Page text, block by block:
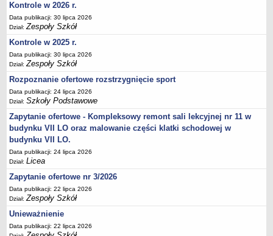
Deklaracja dostępności
DEKLARACJA DOSTĘPNOŚCI
OŚWIADCZENIA MAJĄTKOWE
UDOSTĘPNIANIE INFORMACJI PUBLICZNEJ
OCHRONA DANYCH OSOBOWYCH
Kontrole w 2026 r.
Data publikacji: 30 lipca 2026
Dział:Zespoły Szkół
Kontrole w 2025 r.
Data publikacji: 30 lipca 2026
Dział:Zespoły Szkół
Rozpoznanie ofertowe rozstrzygnięcie sport
Data publikacji: 24 lipca 2026
Dział:Szkoły Podstawowe
Zapytanie ofertowe - Kompleksowy remont sali lekcyjnej nr 11 w
budynku VII LO oraz malowanie części klatki schodowej w
budynku VII LO.
Data publikacji: 24 lipca 2026
Dział:Licea
Zapytanie ofertowe nr 3/2026
Data publikacji: 22 lipca 2026
Dział:Zespoły Szkół
Unieważnienie
Data publikacji: 22 lipca 2026